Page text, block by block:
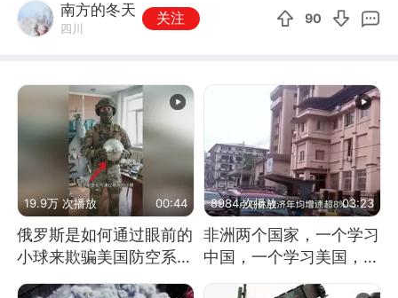
南方的冬天
四川
关注 90
19.9万 次播放 00:44
俄罗斯是如何通过眼前的
小球来欺骗美国防空系统
的
8984 次播放 03:23
非洲两个国家，一个学习
中国，一个学习美国，结
果怎么样了？